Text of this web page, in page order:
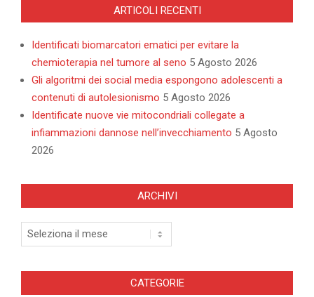
ARTICOLI RECENTI
Identificati biomarcatori ematici per evitare la
chemioterapia nel tumore al seno 5 Agosto 2026
Gli algoritmi dei social media espongono adolescenti a
contenuti di autolesionismo 5 Agosto 2026
Identificate nuove vie mitocondriali collegate a
infiammazioni dannose nell’invecchiamento 5 Agosto
2026
ARCHIVI
Archivi
CATEGORIE